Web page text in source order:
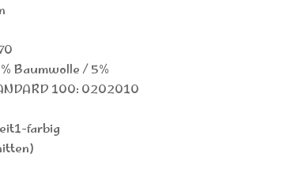
Baumwolle / 5%
100: 0202010
farbig